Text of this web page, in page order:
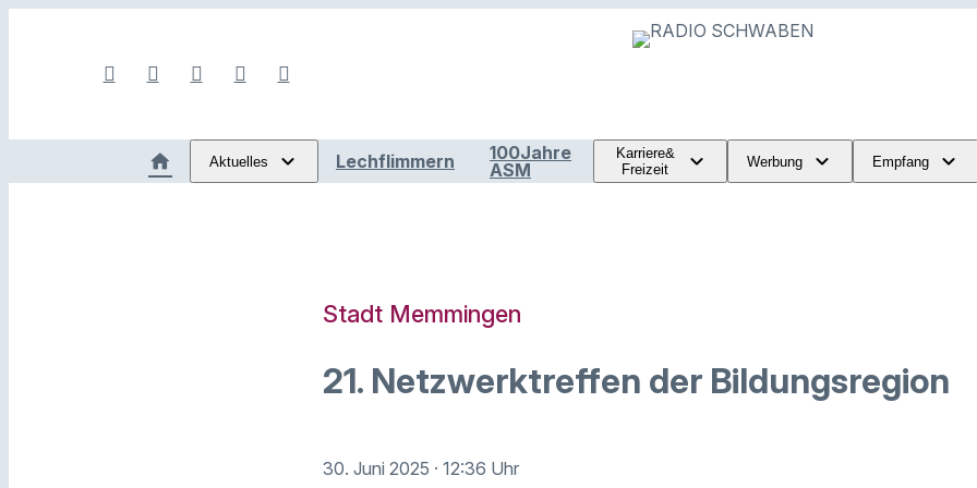
Aktuelles Lechflimmern
100Jahre
ASM
Karriere&
Freizeit
Werbung Empfang
Stadt Memmingen
21. Netzwerktreffen der Bildungsregion
30. Juni 2025 · 12:36 Uhr